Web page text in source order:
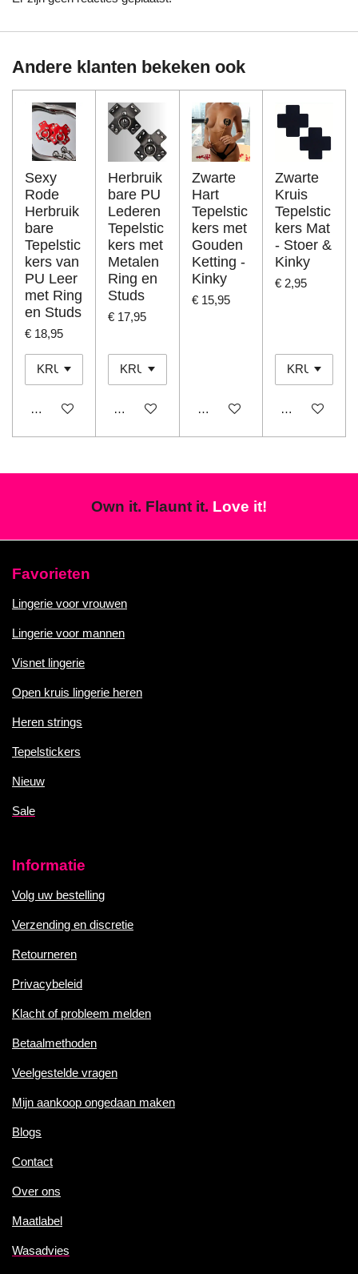
Andere klanten bekeken ook
Sexy
Rode
Herbruik
bare
Tepelstic
kers van
PU Leer
met Ring
en Studs
€ 18,95
In winkelwagen
Herbruik
bare PU
Lederen
Tepelstic
kers met
Metalen
Ring en
Studs
€ 17,95
In winkelwagen
Zwarte
Hart
Tepelstic
kers met
Gouden
Ketting -
Kinky
€ 15,95
In winkelwagen
Zwarte
Kruis
Tepelstic
kers Mat
- Stoer &
Kinky
€ 2,95
In
Own it. Flaunt it. Love it!
Favorieten
Lingerie voor vrouwen
Lingerie voor mannen
Visnet lingerie
Open kruis lingerie heren
Heren strings
Tepelstickers
Nieuw
Sale
Informatie
Volg uw bestelling
Verzending en discretie
Retourneren
Privacybeleid
Klacht of probleem melden
Betaalmethoden
Veelgestelde vragen
Mijn aankoop ongedaan maken
Blogs
Contact
Over ons
Maatlabel
Wasadvies